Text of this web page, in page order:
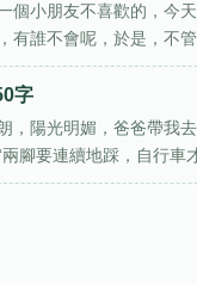
個小朋友不喜歡的，今
有誰不會呢，於是，不管
字
，陽光明媚，爸爸帶我
腳要連續地踩，自行車